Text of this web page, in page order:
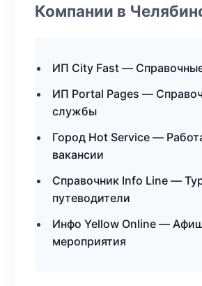
Компании в
ИП City Fast —
ИП Portal Pages —
службы
Город Hot Service —
вакансии
Справочник Info Line —
путеводители
Инфо Yellow Online —
мероприятия